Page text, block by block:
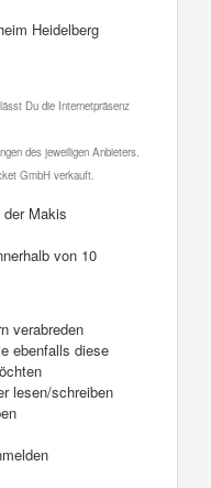
Heidelberg
Du die Internetpräsenz
des jeweiligen Anbieters.
GmbH verkauft.
Makis
von 10
verabreden
ebenfalls diese
lesen/schreiben